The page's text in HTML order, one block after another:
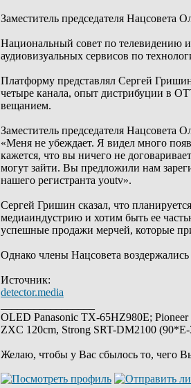
Заместитель председателя Нацсовета
Национальный совет по телевидению
аудиовизуальных сервисов по
Платформу представлял Сергей
четыре канала, опыт дистрибуции в
вещанием.
Заместитель председателя Нацсовета
«Меня не убеждает. Я видел много
кажется, что вы ничего не
могут зайти. Вы предложили нам
нашего регистранта youtv».
Сергей Гришин сказал, что
медиаиндустрию и хотим быть ее
успешные продажи мерчей, которые
Однако члены Нацсовета
Источник:
detector.media
OLED Panasonic TX-65HZ980E;
ZXC 120cm, Strong SRT-DM2100
Желаю, чтобы у Вас сбылось то, чего